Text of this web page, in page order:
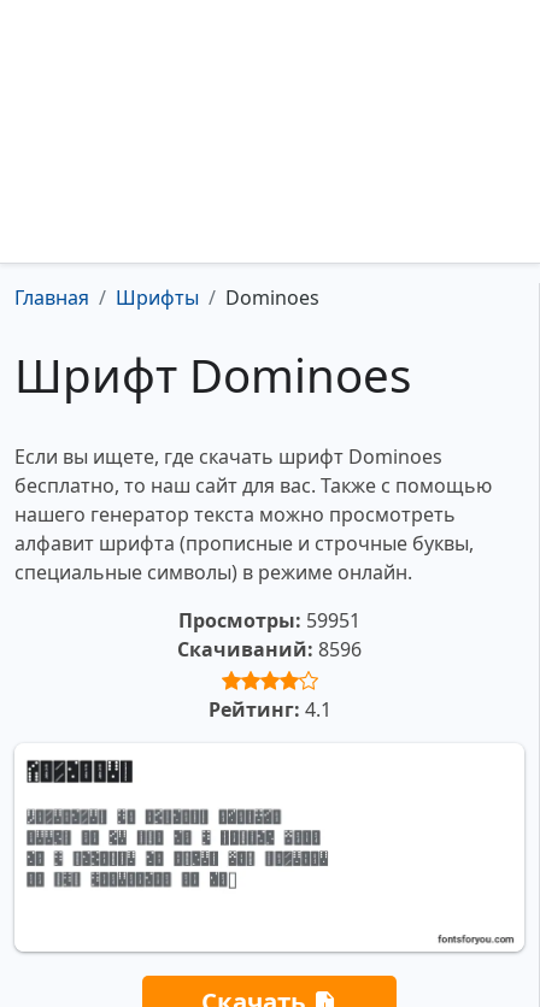
Главная Шрифты Dominoes
Шрифт Dominoes
Если вы ищете, где скачать шрифт Dominoes
бесплатно, то наш сайт для вас. Также с помощью
нашего генератор текста можно просмотреть
алфавит шрифта (прописные и строчные буквы,
специальные символы) в режиме онлайн.
Просмотры: 59951
Скачиваний: 8596
Рейтинг: 4.1